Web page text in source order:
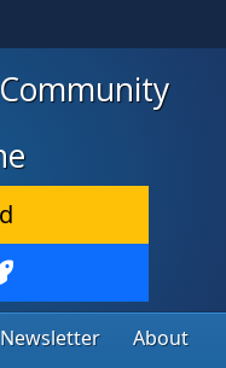
Community
Newsletter
About